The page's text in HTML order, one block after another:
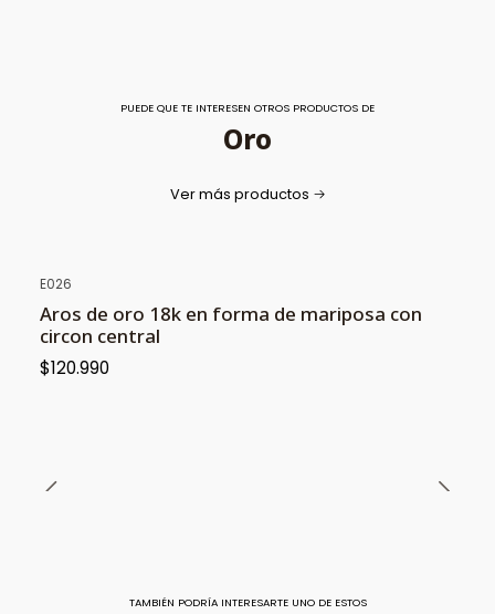
PUEDE QUE TE INTERESEN OTROS PRODUCTOS DE
Oro
Ver más productos
E026
Aros de oro 18k en forma de mariposa con
circon central
$120.990
TAMBIÉN PODRÍA INTERESARTE UNO DE ESTOS